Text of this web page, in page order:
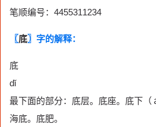
笔顺编号：4455311234
〖底〗字的解释：
底
dǐ
最下面的部分：底层。底座。底下（
海底。底肥。